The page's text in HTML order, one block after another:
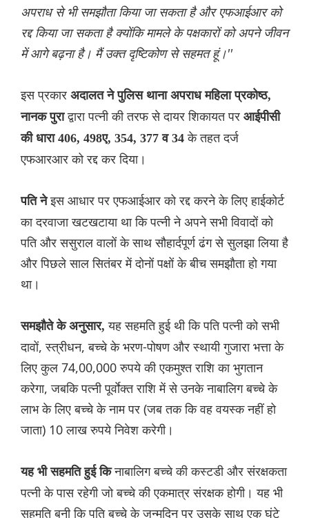
अपराध से भी समझौता किया जा सकता है और एफआईआर को
रद्द किया जा सकता है क्योंकि मामले के पक्षकारों को अपने जीवन
में आगे बढ़ना है। मैं उक्त दृष्टिकोण से सहमत हूं।''
इस प्रकार अदालत ने पुलिस थाना अपराध महिला प्रकोष्ठ,
नानक पुराद्वारा पत्नी की तरफ से दायर शिकायत पर आईपीसी
की धारा 406, 498ए, 354, 377 व 34 के तहत दर्ज
एफआरआर को रद्द कर दिया।
पति नेइस आधार पर एफआईआर को रद्द करने के लिए हाईकोर्ट
का दरवाजा खटखटाया था कि पत्नी ने अपने सभी विवादों को
पति और ससुराल वालों के साथ सौहार्दपूर्ण ढंग से सुलझा लिया है
और पिछले साल सितंबर में दोनों पक्षों के बीच समझौता हो गया
था।
समझौते के अनुसार, यह सहमति हुई थी कि पति पत्नी को सभी
दावों, स्त्रीधन, बच्चे के भरण-पोषण और स्थायी गुजारा भत्ता के
लिए कुल 74,00,000 रुपये की एकमुश्त राशि का भुगतान
करेगा, जबकि पत्नी पूर्वाेक्त राशि में से उनके नाबालिग बच्चे के
लाभ के लिए बच्चे के नाम पर (जब तक कि वह वयस्क नहीं हो
जाता) 10 लाख रुपये निवेश करेगी।
यह भी सहमति हुई किनाबालिग बच्चे की कस्टडी और संरक्षकता
पत्नी के पास रहेगी जो बच्चे की एकमात्र संरक्षक होगी। यह भी
सहमति बनी कि पति बच्चे के जन्मदिन पर उसके साथ एक घंटे